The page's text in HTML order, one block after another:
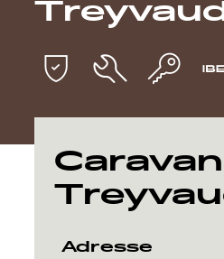
Explore
Adresse